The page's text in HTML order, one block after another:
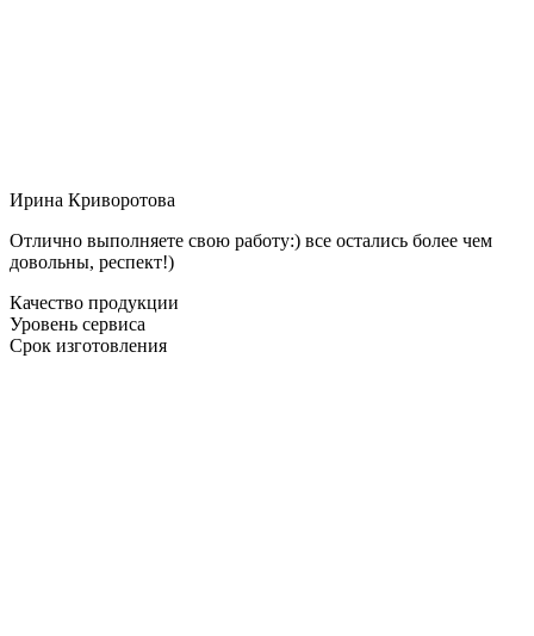
Ирина Криворотова
Отлично выполняете свою работу:) все остались более чем
довольны, респект!)
Качество продукции
Уровень сервиса
Срок изготовления